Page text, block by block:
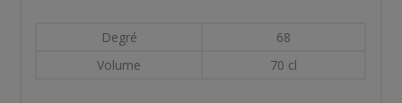
Degré
68
Volume
70 cl